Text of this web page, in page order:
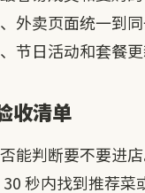
外卖页面统一到同
节日活动和套餐更
收清单
能判断要不要进店
秒内找到推荐菜